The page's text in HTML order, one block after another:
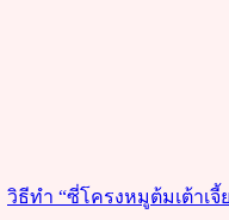
วิธีทำ “ซี่โครงหมูต้มเต้าเ